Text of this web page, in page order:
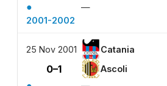
●
—
2001-2002
25 Nov 2001 Catania
0–1 Ascoli